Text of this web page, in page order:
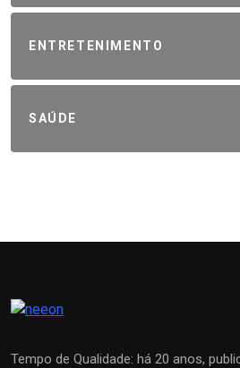
ENTRETENIMENTO
SAÚDE
Tempo de Qualidade: há 20 anos,